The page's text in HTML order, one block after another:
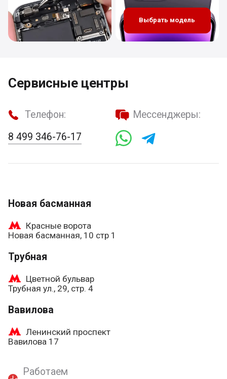
Выбрать модель
Сервисные центры
Телефон:
8 499 346-76-17
Мессенджеры:
Новая басманная
Красные ворота
Новая басманная, 10 стр 1
Трубная
Цветной бульвар
Трубная ул., 29, стр. 4
Вавилова
Ленинский проспект
Вавилова 17
Работаем